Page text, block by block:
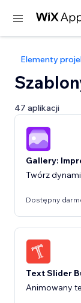
Elementy
47 aplikacji
Gallery:
Twórz
Dostępny
Text Slider
Animowany